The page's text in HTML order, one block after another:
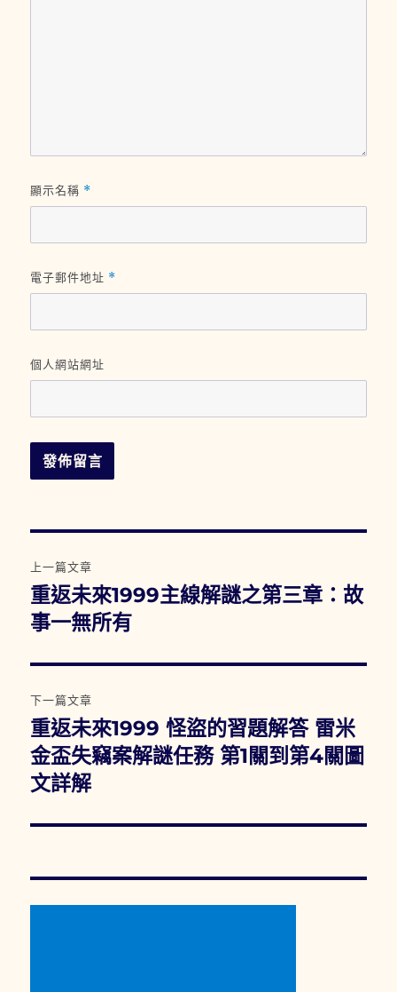
顯示名稱 *
電子郵件地址 *
個人網站網址
章
導
覽
上一篇文章
上
一
文
章:
重返未來1999主線解謎之第三章：故
事一無所有
下一篇文章
下
一
篇
章:
重返未來1999 怪盜的習題解答 雷米
金盃失竊案解謎任務 第1關到第4關圖
文詳解